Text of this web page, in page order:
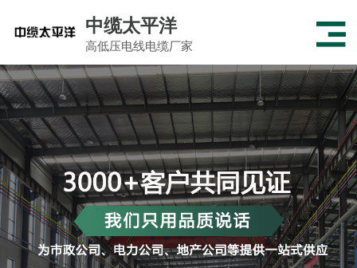
中缆太平洋
高低压电线电缆厂家